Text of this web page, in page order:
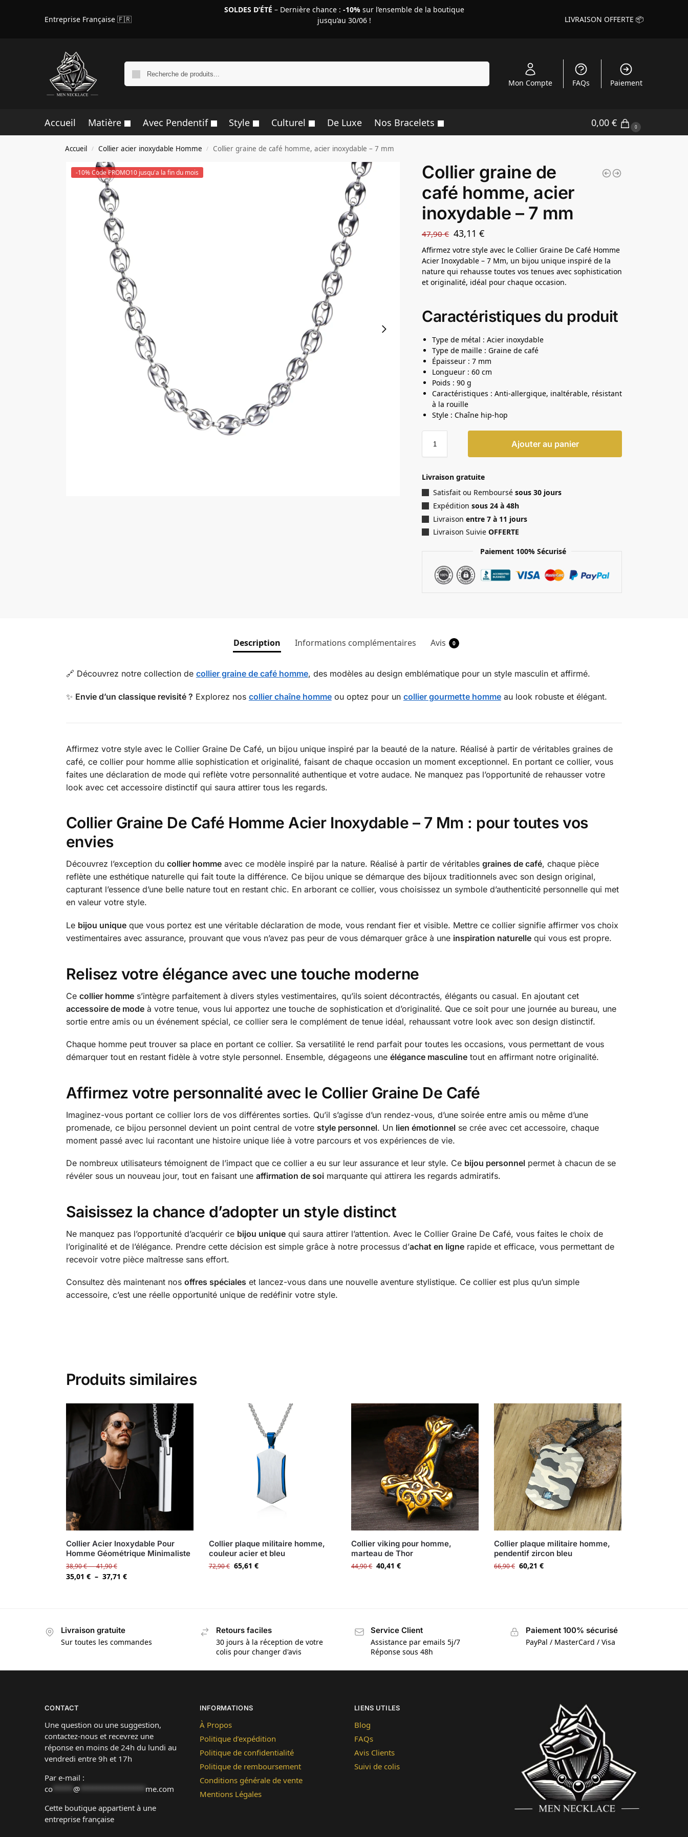
Entreprise Française 🇫🇷
SOLDES D’ÉTÉ – Dernière chance : -10%sur l’ensemble de la boutique
jusqu’au 30/06 !
LIVRAISON OFFERTE 📦
Mon Compte FAQs Paiement
Accueil Matière Avec Pendentif Style Culturel De Luxe Nos Bracelets 0,00 € 0
Accueil / Collier acier inoxydable Homme / Collier graine de café homme, acier inoxydable – 7 mm
-10% Code PROMO10 jusqu'a la fin du mois
Collier graine de
café homme, acier
inoxydable – 7 mm
47,90€ 43,11€
Affirmez votre style avec le Collier Graine De Café Homme
Acier Inoxydable – 7 Mm, un bijou unique inspiré de la
nature qui rehausse toutes vos tenues avec sophistication
et originalité, idéal pour chaque occasion.
Caractéristiques du produit
Type de métal : Acier inoxydable
Type de maille : Graine de café
Épaisseur : 7 mm
Longueur : 60 cm
Poids : 90 g
Caractéristiques : Anti-allergique, inaltérable, résistant
à la rouille
Style : Chaîne hip-hop
Ajouter au panier
Livraison gratuite
Satisfait ou Remboursésous 30 jours
Expédition sous 24 à 48h
Livraisonentre 7 à 11 jours
Livraison SuivieOFFERTE
Paiement 100% Sécurisé
Description Informations complémentaires Avis 0
🔗 Découvrez notre collection de collier graine de café homme, des modèles au design emblématique pour un style masculin et affirmé.
✨ Envie d’un classique revisité ? Explorez nos collier chaîne hommeou optez pour un collier gourmette hommeau look robuste et élégant.
Affirmez votre style avec le Collier Graine De Café, un bijou unique inspiré par la beauté de la nature. Réalisé à partir de véritables graines de
café, ce collier pour homme allie sophistication et originalité, faisant de chaque occasion un moment exceptionnel. En portant ce collier, vous
faites une déclaration de mode qui reflète votre personnalité authentique et votre audace. Ne manquez pas l’opportunité de rehausser votre
look avec cet accessoire distinctif qui saura attirer tous les regards.
Collier Graine De Café Homme Acier Inoxydable – 7 Mm : pour toutes vos
envies
Découvrez l’exception du collier hommeavec ce modèle inspiré par la nature. Réalisé à partir de véritables graines de café, chaque pièce
reflète une esthétique naturelle qui fait toute la différence. Ce bijou unique se démarque des bijoux traditionnels avec son design original,
capturant l’essence d’une belle nature tout en restant chic. En arborant ce collier, vous choisissez un symbole d’authenticité personnelle qui met
en valeur votre style.
Le bijou uniqueque vous portez est une véritable déclaration de mode, vous rendant fier et visible. Mettre ce collier signifie affirmer vos choix
vestimentaires avec assurance, prouvant que vous n’avez pas peur de vous démarquer grâce à une inspiration naturellequi vous est propre.
Relisez votre élégance avec une touche moderne
Ce collier hommes’intègre parfaitement à divers styles vestimentaires, qu’ils soient décontractés, élégants ou casual. En ajoutant cet
accessoire de modeà votre tenue, vous lui apportez une touche de sophistication et d’originalité. Que ce soit pour une journée au bureau, une
sortie entre amis ou un événement spécial, ce collier sera le complément de tenue idéal, rehaussant votre look avec son design distinctif.
Chaque homme peut trouver sa place en portant ce collier. Sa versatilité le rend parfait pour toutes les occasions, vous permettant de vous
démarquer tout en restant fidèle à votre style personnel. Ensemble, dégageons une élégance masculinetout en affirmant notre originalité.
Affirmez votre personnalité avec le Collier Graine De Café
Imaginez-vous portant ce collier lors de vos différentes sorties. Qu’il s’agisse d’un rendez-vous, d’une soirée entre amis ou même d’une
promenade, ce bijou personnel devient un point central de votre style personnel. Un lien émotionnelse crée avec cet accessoire, chaque
moment passé avec lui racontant une histoire unique liée à votre parcours et vos expériences de vie.
De nombreux utilisateurs témoignent de l’impact que ce collier a eu sur leur assurance et leur style. Ce bijou personnelpermet à chacun de se
révéler sous un nouveau jour, tout en faisant une affirmation de soimarquante qui attirera les regards admiratifs.
Saisissez la chance d’adopter un style distinct
Ne manquez pas l’opportunité d’acquérir ce bijou uniquequi saura attirer l’attention. Avec le Collier Graine De Café, vous faites le choix de
l’originalité et de l’élégance. Prendre cette décision est simple grâce à notre processus d’achat en lignerapide et efficace, vous permettant de
recevoir votre pièce maîtresse sans effort.
Consultez dès maintenant nos offres spéciales et lancez-vous dans une nouvelle aventure stylistique. Ce collier est plus qu’un simple
accessoire, c’est une réelle opportunité unique de redéfinir votre style.
Produits similaires
Collier Acier Inoxydable Pour
Homme Géométrique Minimaliste
38,90€–41,90€
35,01 € – 37,71 €
Collier plaque militaire homme,
couleur acier et bleu
72,90€ 65,61 €
Collier viking pour homme,
marteau de Thor
44,90€ 40,41€
Collier plaque militaire homme,
pendentif zircon bleu
66,90€ 60,21€
Livraison gratuite
Sur toutes les commandes
Retours faciles
30 jours à la réception de votre
colis pour changer d'avis
Service Client
Assistance par emails 5j/7
Réponse sous 48h
Paiement 100% sécurisé
PayPal / MasterCard / Visa
CONTACT
Une question ou une suggestion,
contactez-nous et recevrez une
réponse en moins de 24h du lundi au
vendredi entre 9h et 17h
Par e-mail :
co
@
me.com
Cette boutique appartient à une
entreprise française
INFORMATIONS
À Propos
Politique d’expédition
Politique de confidentialité
Politique de remboursement
Conditions générale de vente
Mentions Légales
LIENS UTILES
Blog
FAQs
Avis Clients
Suivi de colis